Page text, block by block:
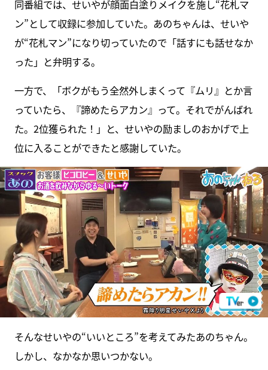
同番組では、せいやが顔面白塗りメイクを施し“花札マ
ン”として収録に参加していた。あのちゃんは、せいや
が“花札マン”になり切っていたので「話すにも話せなか
った」と弁明する。
一方で、「ボクがもう全然外しまくって『ムリ』とか言
っていたら、『諦めたらアカン』って。それでがんばれ
た。2位獲られた！」と、せいやの励ましのおかげで上
位に入ることができたと感謝していた。
そんなせいやの“いいところ”を考えてみたあのちゃん。
しかし、なかなか思いつかない。